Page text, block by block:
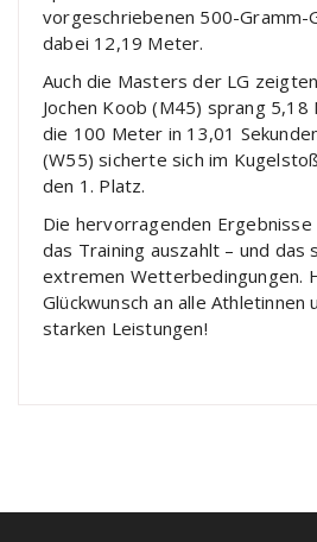
vorgeschriebenen 500-Gramm-
dabei 12,19 Meter.
Auch die Masters der LG
Jochen Koob (M45) sprang
die 100 Meter in 13,01
(W55) sicherte sich im
den 1. Platz.
Die hervorragenden Ergebnisse
das Training auszahlt – und das
extremen Wetterbedingungen.
Glückwunsch an alle Athletinnen
starken Leistungen!